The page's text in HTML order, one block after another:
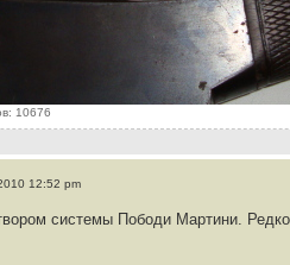
10676
12:52 pm
системы Пободи Мартини.